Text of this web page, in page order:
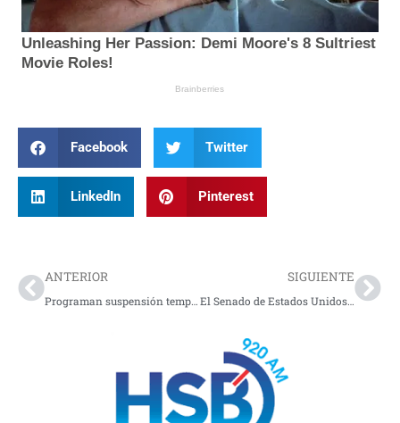
Facebook Twitter
LinkedIn Pinterest
ANTERIOR
Programan suspensión temporal del servicio de energía en Nariño y La Florida
SIGUIENTE
El Senado de Estados Unidos aprueba medida para limitar la guerra con Irán